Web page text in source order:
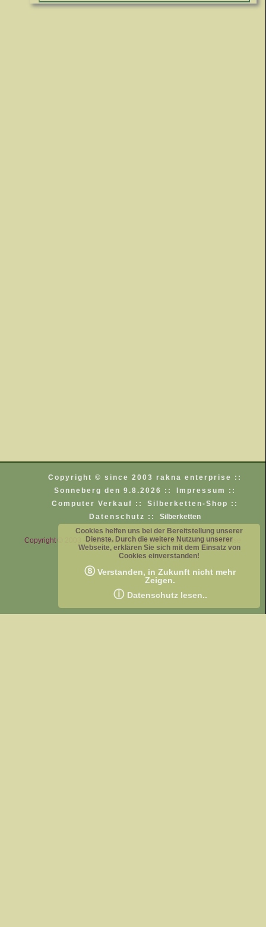
Copyright © since 2003 rakna enterprise ::
Sonneberg den 9.8.2026 ::
Impressum ::
Computer Verkauf ::
Silberketten-Shop ::
Datenschutz ::
Silberketten
Cookies helfen uns bei der Bereitstellung unserer
Dienste. Durch die weitere Nutzung unserer
Webseite, erklären Sie sich mit dem Einsatz von
Cookies einverstanden!
ⓢ Verstanden, in Zukunft nicht mehr
Zeigen.
ⓘ Datenschutz lesen..
Copyright © 2003 - 2026 Sonneberg den 9.8.2026 rakna enterprise